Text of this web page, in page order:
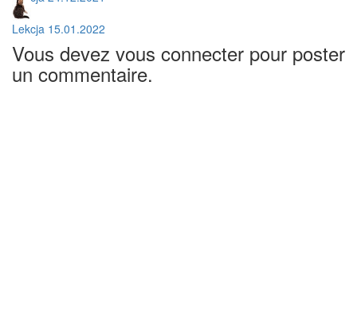
Lekcja 15.01.2022
Vous devez vous connecter pour poster
un commentaire.